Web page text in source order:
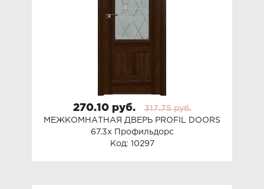
270.10 руб.
317.75 руб.
МЕЖКОМНАТНАЯ ДВЕРЬ PROFIL DOORS
67.3x Профильдорс
Код: 10297